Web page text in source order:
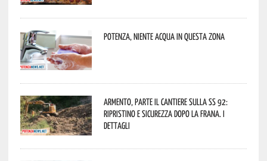
Potenza, niente acqua in questa zona
Armento, parte il cantiere sulla SS 92:
ripristino e sicurezza dopo la frana. I
dettagli